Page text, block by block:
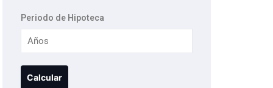
Periodo de Hipoteca